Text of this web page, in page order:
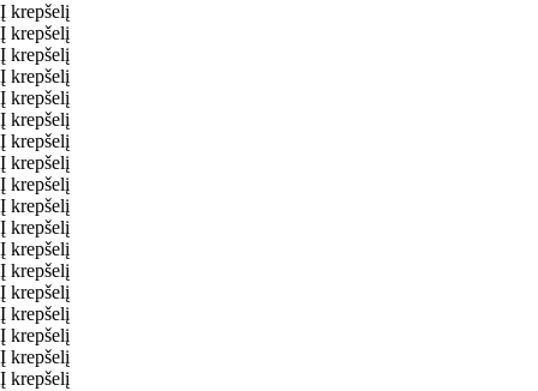
Į krepšelį
Į krepšelį
Į krepšelį
Į krepšelį
Į krepšelį
Į krepšelį
Į krepšelį
Į krepšelį
Į krepšelį
Į krepšelį
Į krepšelį
Į krepšelį
Į krepšelį
Į krepšelį
Į krepšelį
Į krepšelį
Į krepšelį
Į krepšelį